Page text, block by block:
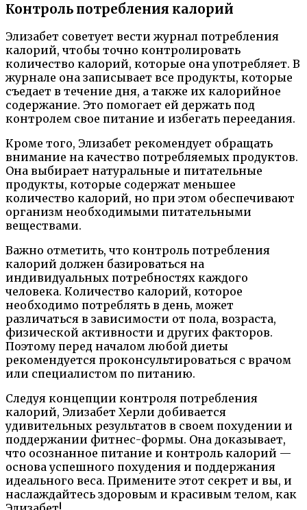
Контроль потребления калорий
Элизабет советует вести журнал потребления
калорий, чтобы точно контролировать
количество калорий, которые она употребляет. В
журнале она записывает все продукты, которые
съедает в течение дня, а также их калорийное
содержание. Это помогает ей держать под
контролем свое питание и избегать переедания.
Кроме того, Элизабет рекомендует обращать
внимание на качество потребляемых продуктов.
Она выбирает натуральные и питательные
продукты, которые содержат меньшее
количество калорий, но при этом обеспечивают
организм необходимыми питательными
веществами.
Важно отметить, что контроль потребления
калорий должен базироваться на
индивидуальных потребностях каждого
человека. Количество калорий, которое
необходимо потреблять в день, может
различаться в зависимости от пола, возраста,
физической активности и других факторов.
Поэтому перед началом любой диеты
рекомендуется проконсультироваться с врачом
или специалистом по питанию.
Следуя концепции контроля потребления
калорий, Элизабет Херли добивается
удивительных результатов в своем похудении и
поддержании фитнес-формы. Она доказывает,
что осознанное питание и контроль калорий —
основа успешного похудения и поддержания
идеального веса. Примените этот секрет и вы, и
наслаждайтесь здоровым и красивым телом, как